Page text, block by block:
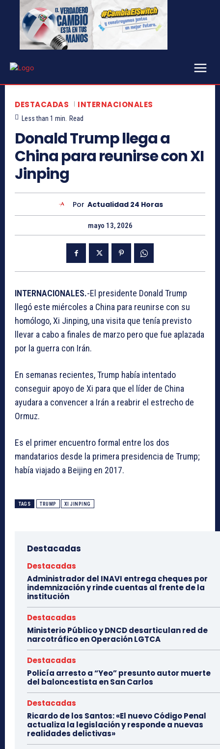
DESTACADAS INTERNACIONALES
Less than 1 min. Read
Donald Trump llega a
China para reunirse con XI
Jinping
Por Actualidad 24 Horas
mayo 13, 2026
INTERNACIONALES.-El presidente Donald Trump
llegó este miércoles a China para reunirse con su
homólogo, Xi Jinping, una visita que tenía previsto
llevar a cabo a finales de marzo pero que fue aplazada
por la guerra con Irán.
En semanas recientes, Trump había intentado
conseguir apoyo de Xi para que el líder de China
ayudara a convencer a Irán a reabrir el estrecho de
Ormuz.
Es el primer encuentro formal entre los dos
mandatarios desde la primera presidencia de Trump;
había viajado a Beijing en 2017.
TAGS TRUMP XI JINPING
Destacadas
Destacadas
Administrador del INAVI entrega cheques por
indemnización y rinde cuentas al frente de la
institución
Destacadas
Ministerio Público y DNCD desarticulan red de
narcotráfico en Operación LGTCA
Destacadas
Policía arresto a “Yeo” presunto autor muerte
del baloncestista en San Carlos
Destacadas
Ricardo de los Santos: «El nuevo Código Penal
actualiza la legislación y responde a nuevas
realidades delictivas»